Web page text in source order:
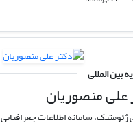
بین المللی
علی منصوریان
سامانه اطلاعات جغرافیایی